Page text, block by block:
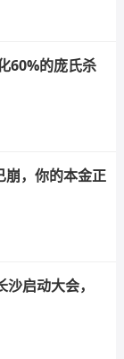
60%的庞氏杀
，你的本金正
启动大会，